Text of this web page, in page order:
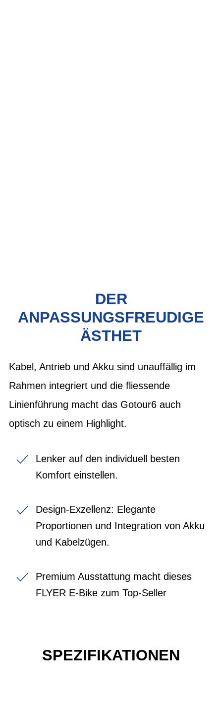
DER
ANPASSUNGSFREUDIGE
ÄSTHET
Kabel, Antrieb und Akku sind unauffällig im
Rahmen integriert und die fliessende
Linienführung macht das Gotour6 auch
optisch zu einem Highlight.
Lenker auf den individuell besten
Komfort einstellen.
Design-Exzellenz: Elegante
Proportionen und Integration von Akku
und Kabelzügen.
Premium Ausstattung macht dieses
FLYER E-Bike zum Top-Seller
SPEZIFIKATIONEN